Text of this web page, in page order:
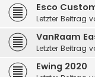
Esco
Letzter Beitrag
VanRaam
Letzter Beitrag
Ewing 2020